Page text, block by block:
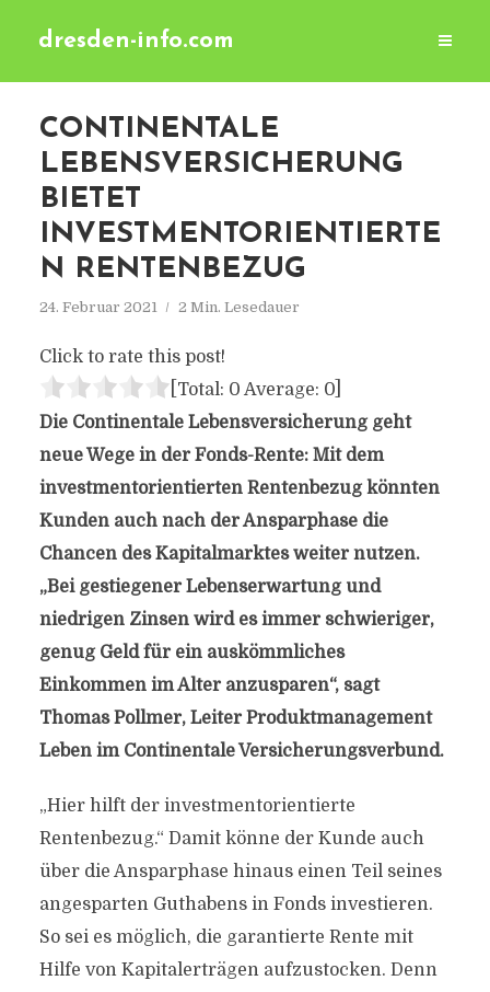
dresden-info.com
CONTINENTALE
LEBENSVERSICHERUNG
BIETET
INVESTMENTORIENTIERTE
N RENTENBEZUG
24. Februar 2021 2 Min. Lesedauer
Click to rate this post!
[Total: 0 Average: 0]
Die Continentale Lebensversicherung geht
neue Wege in der Fonds-Rente: Mit dem
investmentorientierten Rentenbezug könnten
Kunden auch nach der Ansparphase die
Chancen des Kapitalmarktes weiter nutzen.
„Bei gestiegener Lebenserwartung und
niedrigen Zinsen wird es immer schwieriger,
genug Geld für ein auskömmliches
Einkommen im Alter anzusparen“, sagt
Thomas Pollmer, Leiter Produktmanagement
Leben im Continentale Versicherungsverbund.
„Hier hilft der investmentorientierte
Rentenbezug.“ Damit könne der Kunde auch
über die Ansparphase hinaus einen Teil seines
angesparten Guthabens in Fonds investieren.
So sei es möglich, die garantierte Rente mit
Hilfe von Kapitalerträgen aufzustocken. Denn